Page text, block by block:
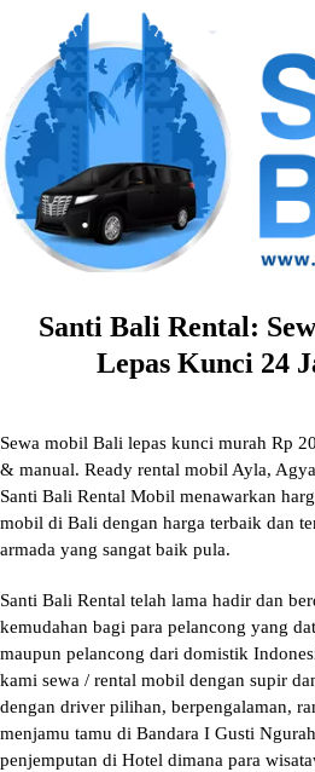
content
Santi Bali Rental:
Lepas Kunci 24
Sewa mobil Bali lepas kunci murah Rp
& manual. Ready rental mobil Ayla,
Santi Bali Rental Mobil menawarkan
mobil di Bali dengan harga terbaik dan
armada yang sangat baik pula.
Santi Bali Rental telah lama hadir dan
kemudahan bagi para pelancong yang
maupun pelancong dari domistik
kami sewa / rental mobil dengan supir
dengan driver pilihan, berpengalaman,
menjamu tamu di Bandara I Gusti
penjemputan di Hotel dimana para